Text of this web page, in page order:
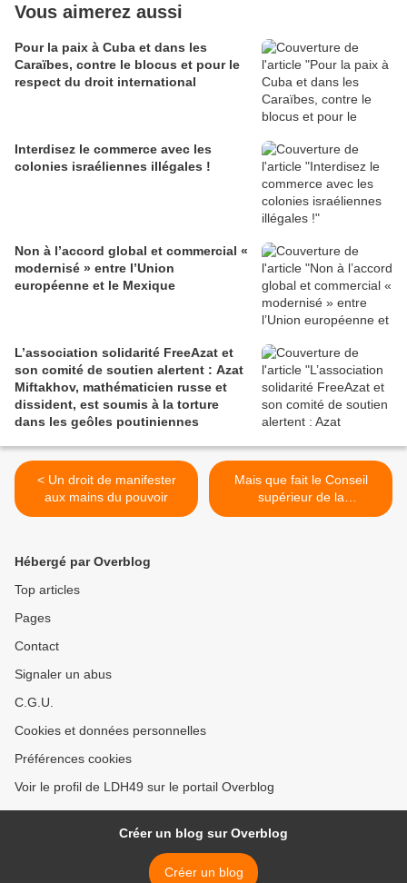
Vous aimerez aussi
Pour la paix à Cuba et dans les
Caraïbes, contre le blocus et pour le
respect du droit international
Interdisez le commerce avec les
colonies israéliennes illégales !
Non à l’accord global et commercial «
modernisé » entre l’Union
européenne et le Mexique
L’association solidarité FreeAzat et
son comité de soutien alertent : Azat
Miftakhov, mathématicien russe et
dissident, est soumis à la torture
dans les geôles poutiniennes
< Un droit de manifester
aux mains du pouvoir
Mais que fait le Conseil
supérieur de la
magistrature ? >
Hébergé par Overblog
Top articles
Pages
Contact
Signaler un abus
C.G.U.
Cookies et données personnelles
Préférences cookies
Voir le profil de LDH49 sur le portail Overblog
Créer un blog sur Overblog
Créer un blog